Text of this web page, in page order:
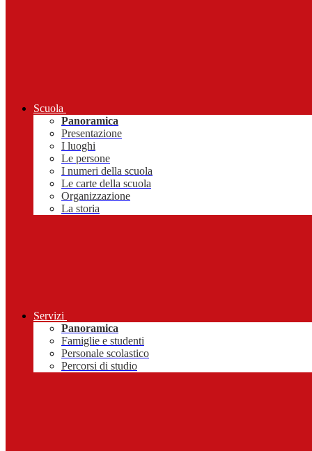
Scuola
Panoramica
Presentazione
I luoghi
Le persone
I numeri della scuola
Le carte della scuola
Organizzazione
La storia
Servizi
Panoramica
Famiglie e studenti
Personale scolastico
Percorsi di studio